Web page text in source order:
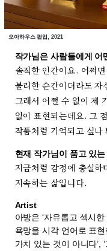
오아하우스 팝업, 2021
작가님은 사람들에게
솔직한 인간이요. 어쩌
불리한 순간이더라도 자
그래서 어쩔 수 없이 제
없이 표현되는데요. 그
작품처럼 기억되고 싶나
현재 작가님이 품고 있
지금처럼 감정에 충실
지속하는 삶입니다.
Artist
아방은 ‘자유롭고 섹시
욕망을 시각 언어로 표
가치 있는 것이 아니다’,